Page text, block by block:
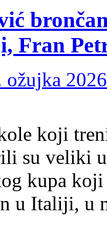
Fran
ožujka
koji
su veliki
kupa
u Italiji, u